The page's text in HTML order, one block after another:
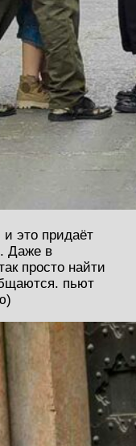
это придаёт
Даже в
просто найти
пьют